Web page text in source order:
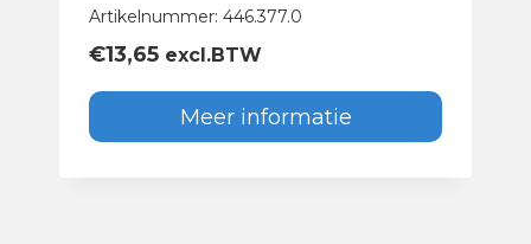
Artikelnummer: 446.377.0
€13,65 excl.BTW
Meer informatie